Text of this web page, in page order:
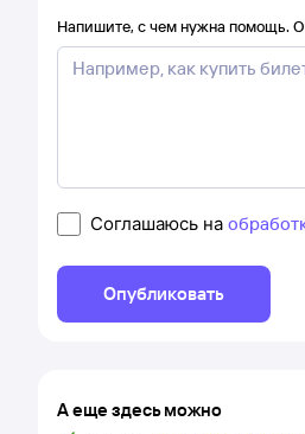
Напишите, с чем нужна помощь.
Соглашаюсь на
Опубликовать
А еще здесь можно